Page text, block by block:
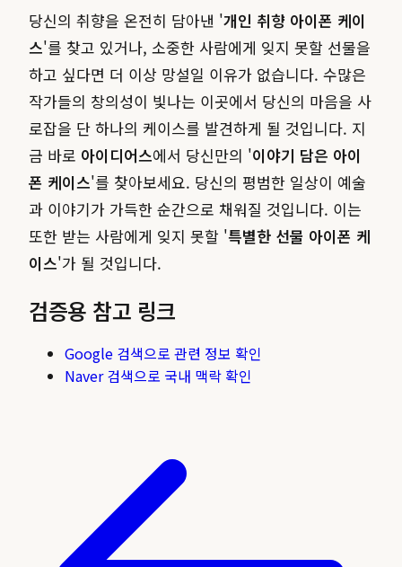
당신의 취향을 온전히 담아낸 '개인 취향 아이폰 케이
스'를 찾고 있거나, 소중한 사람에게 잊지 못할 선물을
하고 싶다면 더 이상 망설일 이유가 없습니다. 수많은
작가들의 창의성이 빛나는 이곳에서 당신의 마음을 사
로잡을 단 하나의 케이스를 발견하게 될 것입니다. 지
금 바로 아이디어스에서 당신만의 '이야기 담은 아이
폰 케이스'를 찾아보세요. 당신의 평범한 일상이 예술
과 이야기가 가득한 순간으로 채워질 것입니다. 이는
또한 받는 사람에게 잊지 못할 '특별한 선물 아이폰 케
이스'가 될 것입니다.
검증용 참고 링크
Google 검색으로 관련 정보 확인
Naver 검색으로 국내 맥락 확인